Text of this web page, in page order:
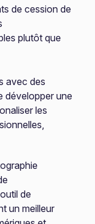
de cession de
plutôt que
avec des
développer une
les
de
un meilleur